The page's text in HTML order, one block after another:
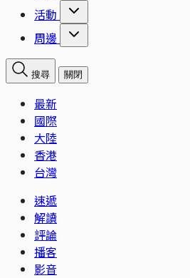
活動
周邊
搜尋 關閉
最新
國際
大陸
香港
台灣
速遞
解讀
評論
播客
影音